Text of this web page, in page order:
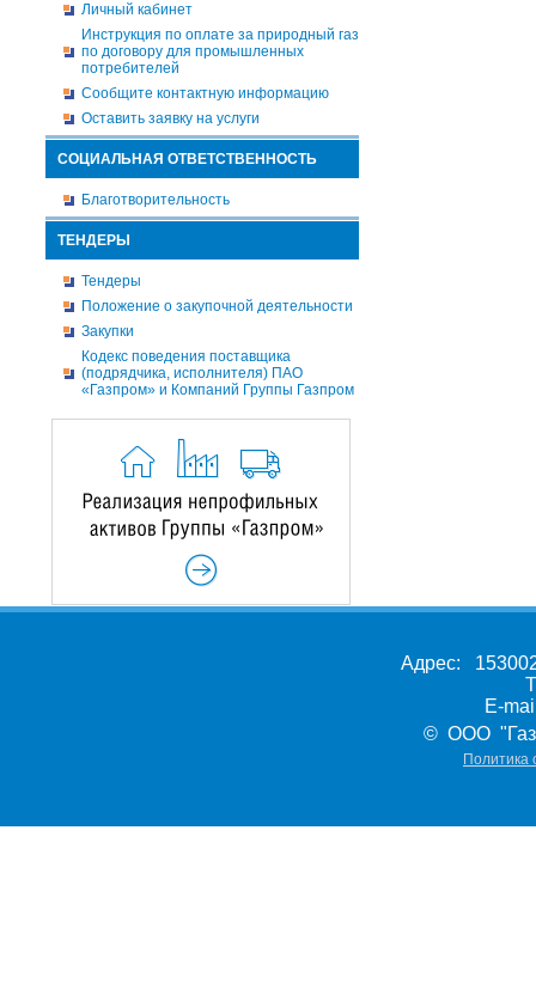
Личный кабинет
Инструкция по оплате за природный газ
по договору для промышленных
потребителей
Сообщите контактную информацию
Оставить заявку на услуги
СОЦИАЛЬНАЯ ОТВЕТСТВЕННОСТЬ
Благотворительность
ТЕНДЕРЫ
Тендеры
Положение о закупочной деятельности
Закупки
Кодекс поведения поставщика
(подрядчика, исполнителя) ПАО
«Газпром» и Компаний Группы Газпром
Адрес:
E-
© ООО
Политика